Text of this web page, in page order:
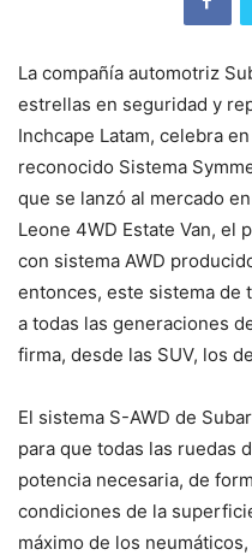
La compañía automotriz
estrellas en seguridad y
Inchcape Latam, celebra
reconocido Sistema
que se lanzó al mercado
Leone 4WD Estate Van, el
con sistema AWD
entonces, este sistema de
a todas las generaciones
firma, desde las SUV, los
El sistema S-AWD de
para que todas las ruedas
potencia necesaria, de
condiciones de la
máximo de los